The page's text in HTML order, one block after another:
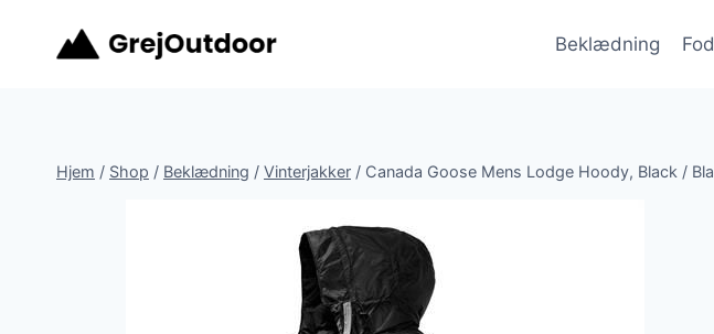
Beklædning
Hjem / Shop / Beklædning / Vinterjakker / Canada Goose Mens Lodge Hoody, Black /